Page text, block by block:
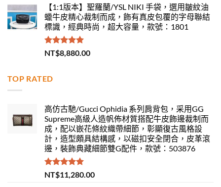
【1:1版本】聖羅蘭/YSL NIKI 手袋，選用皺紋油
蠟牛皮精心裁制而成，飾有真皮包覆的字母聯結
標識，經典時尚，超大容量，款號：1801
評分 5.00
滿分 5
NT$8,880.00
TOP RATED
高仿古馳/Gucci Ophidia 系列肩背包，采用GG
Supreme高級人造帆佈材質搭配牛皮飾邊裁制而
成，配以嵌花條紋織帶細節，彰顯復古風格設
計，造型頗具結構感，以磁扣安全閉合，皮革滾
邊，裝飾典藏細節雙G配件，款號：503876
評分5.00
滿分 5
NT$11,280.00